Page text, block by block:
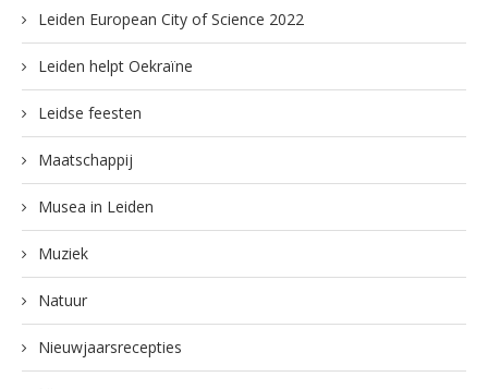
Leiden European City of Science 2022
Leiden helpt Oekraïne
Leidse feesten
Maatschappij
Musea in Leiden
Muziek
Natuur
Nieuwjaarsrecepties